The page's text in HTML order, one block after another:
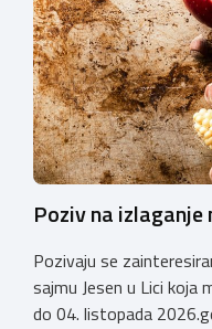
stručnjake i
[…]
Poziv na izlaganje
Pozivaju se
sajmu Jesen u Lici koja
do 04. listopada